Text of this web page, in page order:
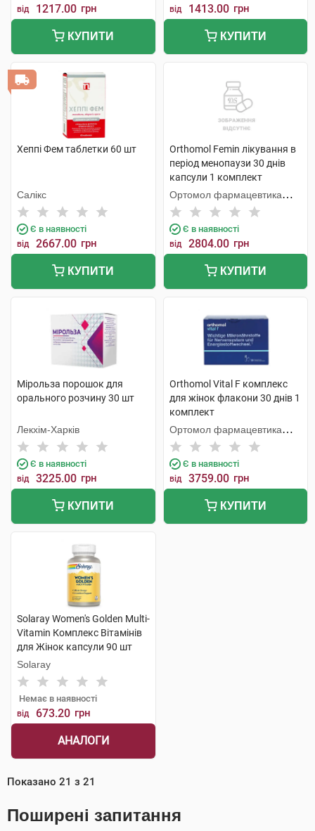
від 1217.00 грн
КУПИТИ
від 1413.00 грн
КУПИТИ
Хеппі Фем таблетки 60 шт
Салікс
Є в наявності
від 2667.00 грн
КУПИТИ
Orthomol Femin лікування в
період менопаузи 30 днів
капсули 1 комплект
Ортомол фармацевтика
Вертрібс ГмбХ
Є в наявності
від 2804.00 грн
КУПИТИ
Мірольза порошок для
орального розчину 30 шт
Лекхім-Харків
Є в наявності
від 3225.00 грн
КУПИТИ
Orthomol Vital F комплекс
для жінок флакони 30 днів 1
комплект
Ортомол фармацевтика
Вертрібс ГмбХ
Є в наявності
від 3759.00 грн
КУПИТИ
Solaray Women's Golden Multi-
Vitamin Комплекс Вітамінів
для Жінок капсули 90 шт
Solaray
Немає в наявності
від 673.20 грн
АНАЛОГИ
Показано 21 з 21
Поширені запитання